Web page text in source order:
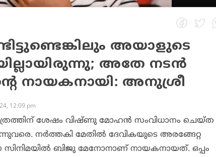
അയാളുടെ
അതേ നടന്‍
നായകനായി: അനുശ്രീ
12:09 pm
ശേഷം വിഷ്ണു മോഹന്‍ സംവിധാനം ചെയ്ത
നര്‍ത്തകി മേതില്‍ ദേവികയുടെ അരങ്ങേറ്റ
സിനിമയില്‍ ബിജു മേനോനാണ് നായകനായത്. ഒപ്പം